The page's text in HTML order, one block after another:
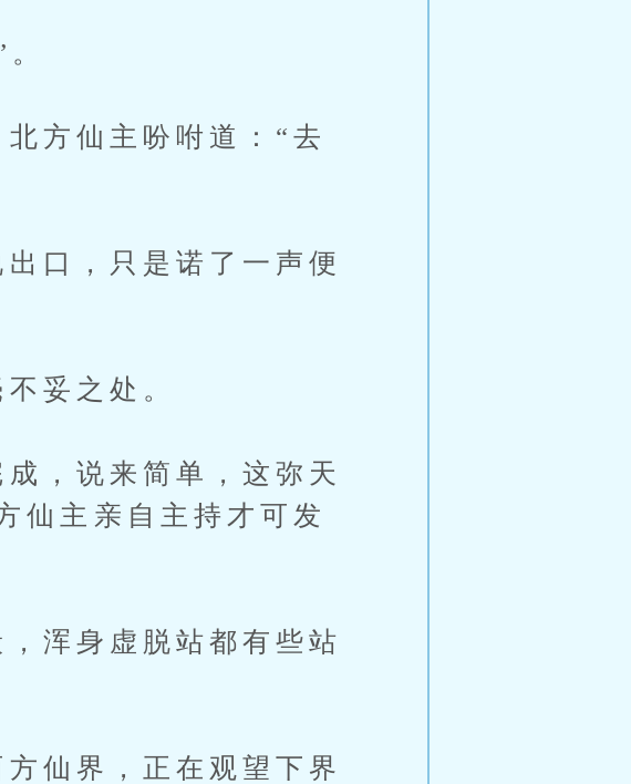
方仙主吩咐道：“去
口，只是诺了一声便
妥之处。
，说来简单，这弥天
仙主亲自主持才可发
浑身虚脱站都有些站
仙界，正在观望下界